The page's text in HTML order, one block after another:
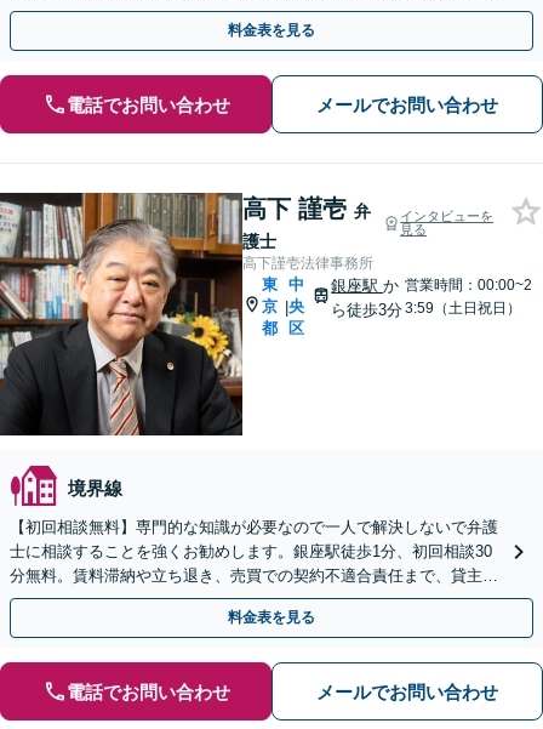
ち退き／仮処分など【夜間・休日相談可】【築地駅3分】
料金表を見る
電話でお問い合わせ メールでお問い合わせ
高下 謹壱 弁
護士
インタビューを
見る
高下謹壱法律事務所
東
京
都
|
中
央
区
銀座駅か
ら徒歩3分
営業時間：00:00~2
3:59（土日祝日）
境界線
【初回相談無料】専門的な知識が必要なので一人で解決しないで弁護
士に相談することを強くお勧めします。銀座駅徒歩1分、初回相談30
分無料。賃料滞納や立ち退き、売買での契約不適合責任まで、貸主・
借主問わず不動産トラブルの最適な解決策をご提案します
料金表を見る
電話でお問い合わせ メールでお問い合わせ